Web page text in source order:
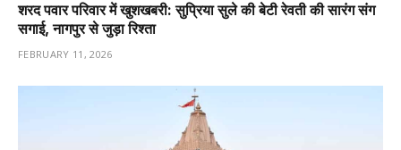
शरद पवार परिवार में खुशखबरी: सुप्रिया सुले की बेटी रेवती की सारंग संग
सगाई, नागपुर से जुड़ा रिश्ता
FEBRUARY 11, 2026